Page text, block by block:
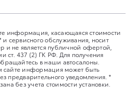
информация, касающаяся стоимости
сервисного обслуживания, носит
не является публичной офертой,
ст. 437 (2) ГК РФ. Для получения
в наши автосалоны.
сайте информация может быть
предварительного уведомления. *
без учета стоимости установки.